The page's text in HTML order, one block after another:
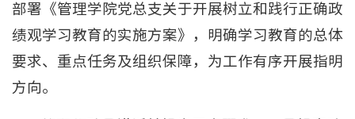
部署《管理学院党总支关于开展树立和践行正确政
绩观学习教育的实施方案》，明确学习教育的总体
要求、重点任务及组织保障，为工作有序开展指明
方向。